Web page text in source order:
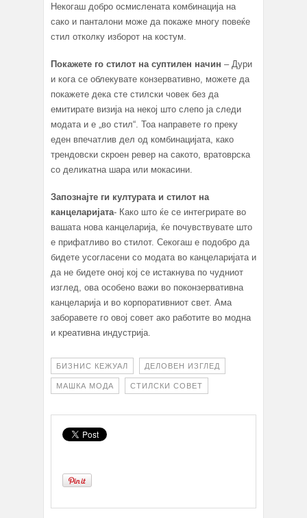
Некогаш добро осмислената комбинација на
сако и панталони може да покаже многу повеќе
стил отколку изборот на костум.
Покажете го стилот на суптилен начин – Дури
и кога се облекувате конзервативно, можете да
покажете дека сте стилски човек без да
емитирате визија на некој што слепо ја следи
модата и е „во стил“. Тоа направете го преку
еден впечатлив дел од комбинацијата, како
трендовски скроен ревер на сакото, вратоврска
со деликатна шара или мокасини.
Запознајте ги културата и стилот на
канцеларијата- Како што ќе се интегрирате во
вашата нова канцеларија, ќе почувствувате што
е прифатливо во стилот. Секогаш е подобро да
бидете усогласени со модата во канцеларијата и
да не бидете оној кој се истакнува по чудниот
изглед, ова особено важи во поконзервативна
канцеларија и во корпоративниот свет. Ама
заборавете го овој совет ако работите во модна
и креативна индустрија.
БИЗНИС КЕЖУАЛ ДЕЛОВЕН ИЗГЛЕД
МАШКА МОДА СТИЛСКИ СОВЕТ